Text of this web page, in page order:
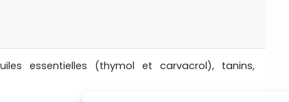
essentielles (thymol et carvacrol), tanins,